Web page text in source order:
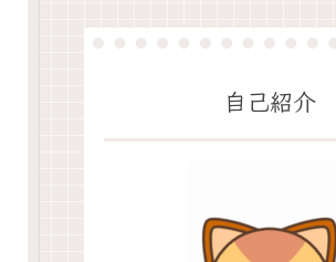
自己紹介